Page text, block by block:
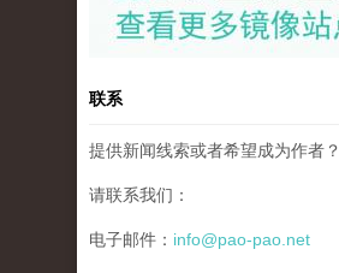
联系
提供新闻线索或者希望成为作者？
请联系我们：
电子邮件： info@pao-pao.net